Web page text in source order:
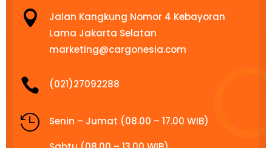

Jalan Kangkung Nomor 4 Kebayoran
Lama Jakarta Selatan
marketing@cargonesia.com
 (021)27092288

Senin – Jumat (08.00 – 17.00 WIB)